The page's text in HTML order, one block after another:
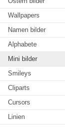
Wallpapers
Namen bilder
Alphabete
Mini bilder
Smileys
Cliparts
Cursors
Linien